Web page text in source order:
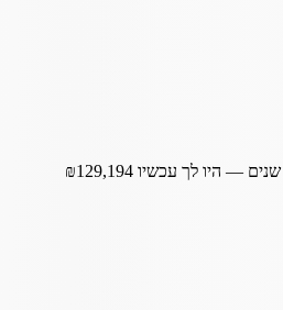
— היו לך עכשיו ₪129,194